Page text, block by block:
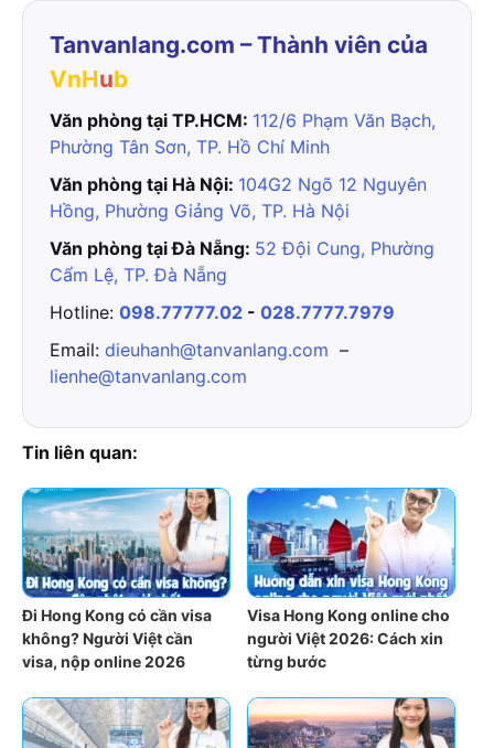
Tanvanlang.com – Thành viên của
VnHub
Văn phòng tại TP.HCM: 112/6 Phạm Văn Bạch,
Phường Tân Sơn, TP. Hồ Chí Minh
Văn phòng tại Hà Nội: 104G2 Ngõ 12 Nguyên
Hồng, Phường Giảng Võ, TP. Hà Nội
Văn phòng tại Đà Nẵng: 52 Đội Cung, Phường
Cẩm Lệ, TP. Đà Nẵng
Hotline: 098.77777.02 - 028.7777.7979
Email: dieuhanh@tanvanlang.com –
lienhe@tanvanlang.com
Tin liên quan:
Đi Hong Kong có cần visa
không? Người Việt cần
visa, nộp online 2026
Visa Hong Kong online cho
người Việt 2026: Cách xin
từng bước